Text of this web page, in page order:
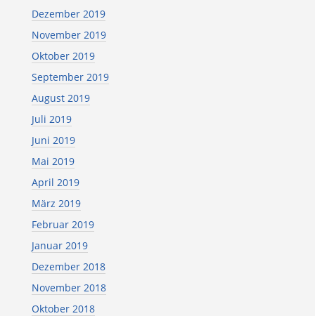
Dezember 2019
November 2019
Oktober 2019
September 2019
August 2019
Juli 2019
Juni 2019
Mai 2019
April 2019
März 2019
Februar 2019
Januar 2019
Dezember 2018
November 2018
Oktober 2018